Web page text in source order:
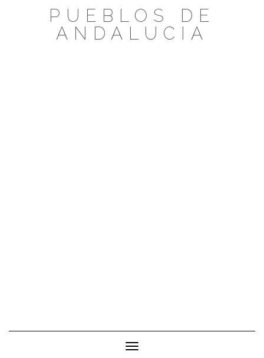
PUEBLOS DE
ANDALUCIA
Cambiar modo de navegación